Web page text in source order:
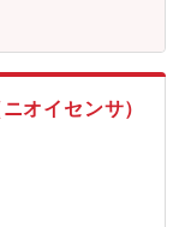
身で改善施策を考
部候補として現場
案件に携わること
ます
オイセンサ）